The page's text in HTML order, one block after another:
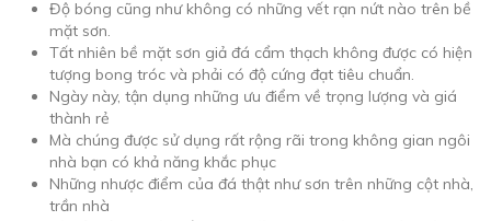
Độ bóng cũng như không có những vết rạn nứt nào trên bề
mặt sơn.
Tất nhiên bề mặt sơn giả đá cẩm thạch không được có hiện
tượng bong tróc và phải có độ cứng đạt tiêu chuẩn.
Ngày này, tận dụng những ưu điểm về trọng lượng và giá
thành rẻ
Mà chúng được sử dụng rất rộng rãi trong không gian ngôi
nhà bạn có khả năng khắc phục
Những nhược điểm của đá thật như sơn trên những cột nhà,
trần nhà